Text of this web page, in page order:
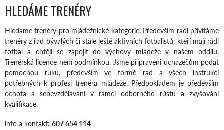
HLEDÁME TRENÉRY
Hledáme trenéry pro mládežnické kategorie. Především rádi přivítáme
trenéry z řad bývalých či stále ještě aktivních fotbalistů, kteří mají rádi
fotbal a chtějí se zapojit do výchovy mládeže v našem oddílu.
Trenérská licence není podmínkou. Jsme připraveni uchazečům podat
pomocnou ruku, především ve formě rad a všech instrukcí
potřebných k profesi trenéra mládeže. Předpokladem je především
ochota a sebevzdělávání v rámci odborného růstu a zvyšování
kvalifikace.
info a kontakt: 607 654 114